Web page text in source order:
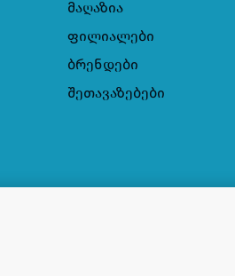
მაღაზია
ფილიალები
ბრენდები
შეთავაზებები